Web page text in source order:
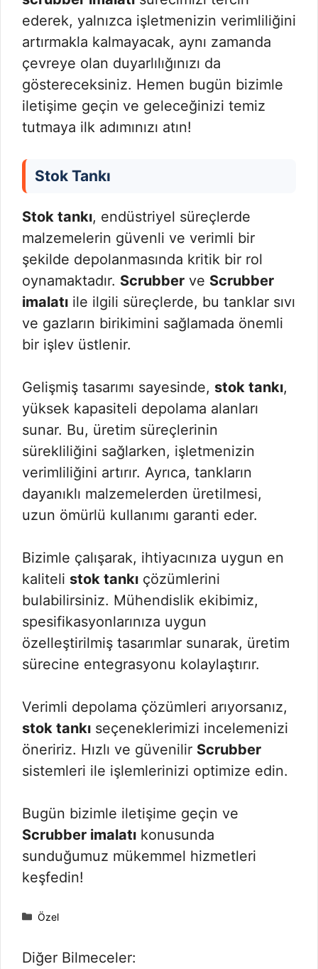
ederek, yalnızca işletmenizin verimliliğini
artırmakla kalmayacak, aynı zamanda
çevreye olan duyarlılığınızı da
göstereceksiniz. Hemen bugün bizimle
iletişime geçin ve geleceğinizi temiz
tutmaya ilk adımınızı atın!
Stok Tankı
Stok tankı, endüstriyel süreçlerde
malzemelerin güvenli ve verimli bir
şekilde depolanmasında kritik bir rol
oynamaktadır. Scrubber ve Scrubber
imalatı ile ilgili süreçlerde, bu tanklar sıvı
ve gazların birikimini sağlamada önemli
bir işlev üstlenir.
Gelişmiş tasarımı sayesinde, stok tankı,
yüksek kapasiteli depolama alanları
sunar. Bu, üretim süreçlerinin
sürekliliğini sağlarken, işletmenizin
verimliliğini artırır. Ayrıca, tankların
dayanıklı malzemelerden üretilmesi,
uzun ömürlü kullanımı garanti eder.
Bizimle çalışarak, ihtiyacınıza uygun en
kaliteli stok tankı çözümlerini
bulabilirsiniz. Mühendislik ekibimiz,
spesifikasyonlarınıza uygun
özelleştirilmiş tasarımlar sunarak, üretim
sürecine entegrasyonu kolaylaştırır.
Verimli depolama çözümleri arıyorsanız,
stok tankı seçeneklerimizi incelemenizi
öneririz. Hızlı ve güvenilir Scrubber
sistemleri ile işlemlerinizi optimize edin.
Bugün bizimle iletişime geçin ve
Scrubber imalatı konusunda
sunduğumuz mükemmel hizmetleri
keşfedin!
Kategoriler
Özel
Diğer Bilmeceler: